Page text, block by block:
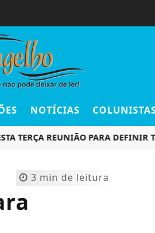
NOTÍCIAS
REUNIÃO PARA DEFINIR TAXA
3 min de leitura